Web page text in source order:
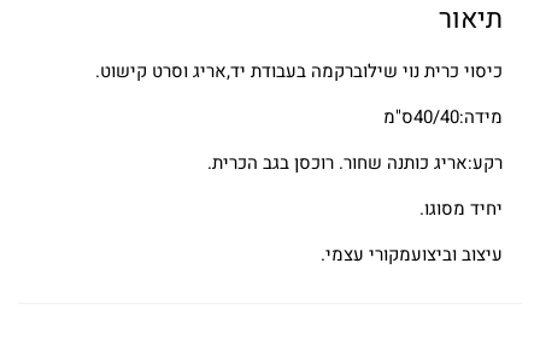
תיאור
כיסוי כרית נוי שילוברקמה בעבודת יד,אריג וסרט קישוט.
מידה:40/40ס"מ
רקע:אריג כותנה שחור. רוכסן בגב הכרית.
יחיד מסוגו.
עיצוב וביצועמקורי עצמי.